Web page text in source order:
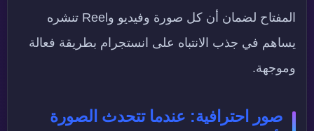
المفتاح لضمان أن كل صورة وفيديو وReel تنشره
يساهم في جذب الانتباه على انستجرام بطريقة فعالة
وموجهة.
صور احترافية: عندما تتحدث الصورة